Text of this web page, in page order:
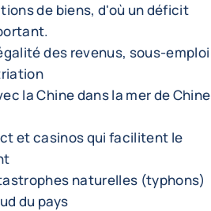
de biens, d'où un déficit
des revenus, sous-emploi
la Chine dans la mer de Chine
et casinos qui facilitent le
naturelles (typhons)
du pays